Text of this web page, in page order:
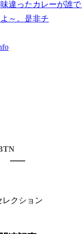
違ったカレーが誰で
～。是非チ
レクション